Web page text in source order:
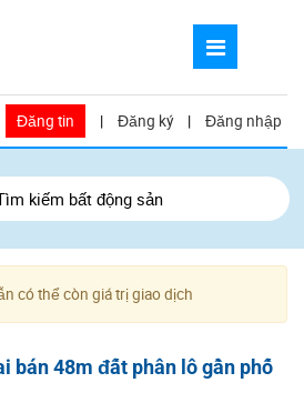
Đăng tin | Đăng ký | Đăng nhập
kiếm bất động sản
có thể còn giá trị giao dịch
bán 48m đất phân lô gần phố